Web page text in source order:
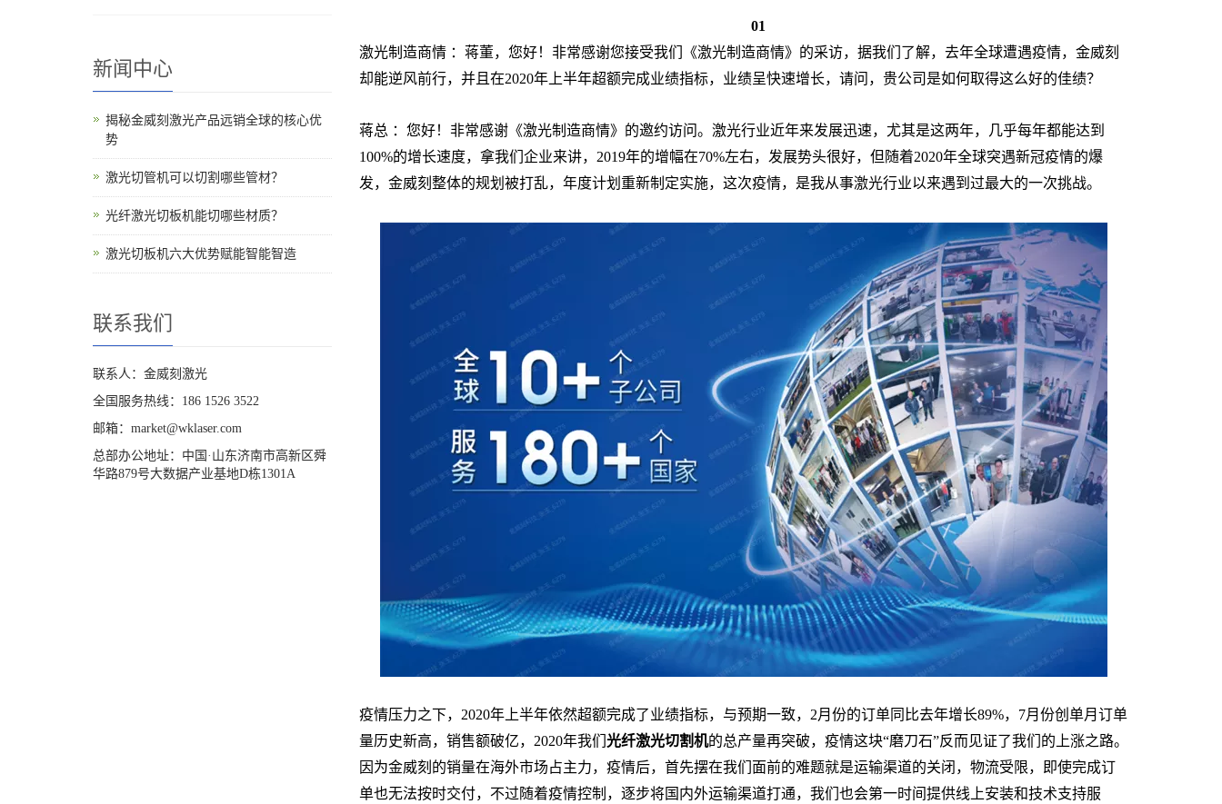
01
激光制造商情 ：蒋董，您好！非常感谢您接受我们《激光制造商情》的采访，据我们了解，去年全球遭遇疫情，金威刻
却能逆风前行，并且在2020年上半年超额完成业绩指标，业绩呈快速增长，请问，贵公司是如何取得这么好的佳绩？
蒋总 ：您好！非常感谢《激光制造商情》的邀约访问。激光行业近年来发展迅速，尤其是这两年，几乎每年都能达到
100%的增长速度，拿我们企业来讲，2019年的增幅在70%左右，发展势头很好，但随着2020年全球突遇新冠疫情的爆
发，金威刻整体的规划被打乱，年度计划重新制定实施，这次疫情，是我从事激光行业以来遇到过最大的一次挑战。
疫情压力之下，2020年上半年依然超额完成了业绩指标，与预期一致，2月份的订单同比去年增长89%，7月份创单月订单
量历史新高，销售额破亿，2020年我们 光纤激光切割机的总产量再突破，疫情这块“磨刀石”反而见证了我们的上涨之路。
因为金威刻的销量在海外市场占主力，疫情后，首先摆在我们面前的难题就是运输渠道的关闭，物流受限，即使完成订
单也无法按时交付，不过随着疫情控制，逐步将国内外运输渠道打通，我们也会第一时间提供线上安装和技术支持服
新闻中心
揭秘金威刻激光产品远销全球的核心优
势
激光切管机可以切割哪些管材？
光纤激光切板机能切哪些材质？
激光切板机六大优势赋能智能智造
联系我们
联系人：金威刻激光
全国服务热线：186 1526 3522
邮箱：market@wklaser.com
总部办公地址：中国·山东济南市高新区舜
华路879号大数据产业基地D栋1301A